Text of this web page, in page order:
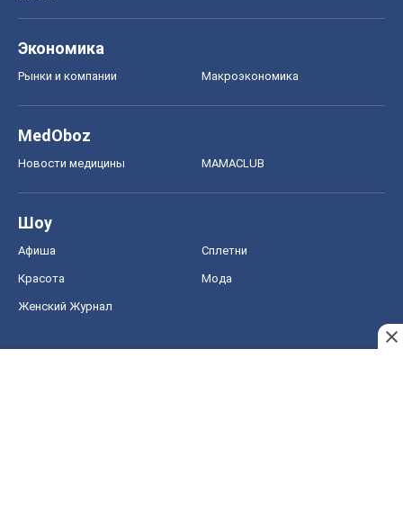
Экономика
Рынки и компании Mакроэкономика
MedOboz
Новости медицины MAMACLUB
Шоу
Афиша Сплетни
Красота Мода
Женский Журнал